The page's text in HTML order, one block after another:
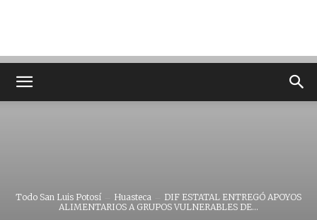
Todo San Luis Potosí Huasteca
DIF ESTATAL ENTREGÓ APOYOS
ALIMENTARIOS A GRUPOS VULNERABLES DE...